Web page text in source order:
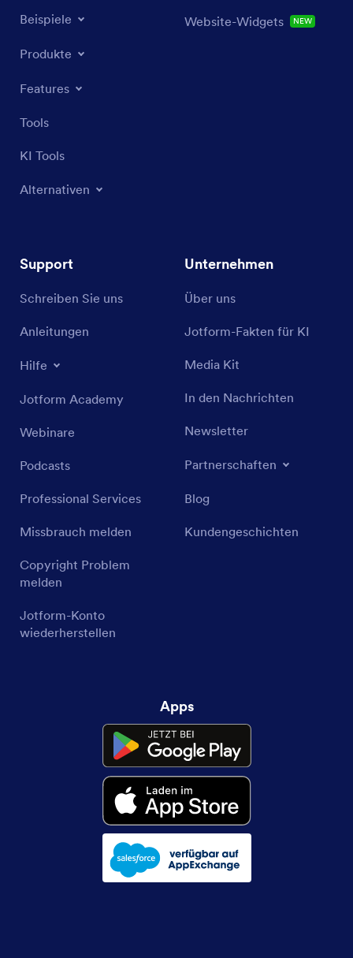
Beispiele
Produkte
Features
Tools
KI Tools
Alternativen
Website-Widgets NEW
Support
Schreiben Sie uns
Anleitungen
Hilfe
Jotform Academy
Webinare
Podcasts
Professional Services
Missbrauch melden
Copyright Problem
melden
Jotform-Konto
wiederherstellen
Unternehmen
Über uns
Jotform-Fakten für KI
Media Kit
In den Nachrichten
Newsletter
Partnerschaften
Blog
Kundengeschichten
Apps